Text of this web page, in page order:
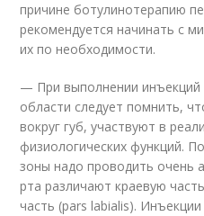
причине ботулинотерапию
рекомендуется начинать с
их по необходимости.
— При выполнении инъекций
области следует помнить,
вокруг губ, участвуют в
физиологических функций.
зоны надо проводить очень
рта различают краевую
часть (pars labialis).